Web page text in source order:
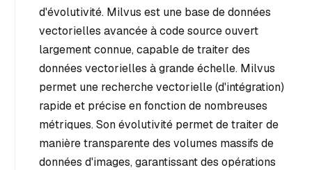
d'évolutivité. Milvus est une base de données
vectorielles avancée à code source ouvert
largement connue, capable de traiter des
données vectorielles à grande échelle. Milvus
permet une recherche vectorielle (d'intégration)
rapide et précise en fonction de nombreuses
métriques. Son évolutivité permet de traiter de
manière transparente des volumes massifs de
données d'images, garantissant des opérations